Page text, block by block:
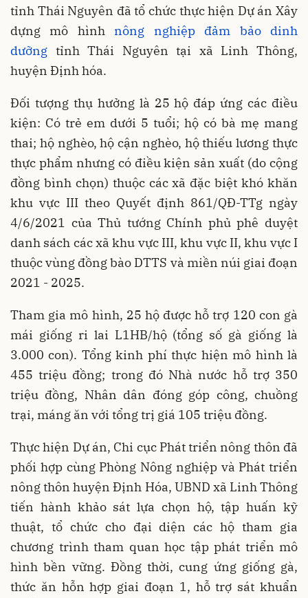
tỉnh Thái Nguyên đã tổ chức thực hiện Dự án Xây
dựng mô hìnhnông nghiệp đảm bảo dinh
dưỡng tỉnh Thái Nguyên tại xã Linh Thông,
huyện Định hóa.
Đối tượng thụ hưởng là 25 hộ đáp ứng các điều
kiện: Có trẻ em dưới 5 tuổi; hộ có bà mẹ mang
thai; hộ nghèo, hộ cận nghèo, hộ thiếu lương thực
thực phẩm nhưng có điều kiện sản xuất (do cộng
đồng bình chọn) thuộc các xã đặc biệt khó khăn
khu vực III theo Quyết định 861/QĐ-TTg ngày
4/6/2021 của Thủ tướng Chính phủ phê duyệt
danh sách các xã khu vực III, khu vực II, khu vực I
thuộc vùng đồng bào DTTS và miền núi giai đoạn
2021 - 2025.
Tham gia mô hình, 25 hộ được hỗ trợ 120 con gà
mái giống ri lai L1HB/hộ (tổng số gà giống là
3.000 con). Tổng kinh phí thực hiện mô hình là
455 triệu đồng; trong đó Nhà nước hỗ trợ 350
triệu đồng, Nhân dân đóng góp công, chuồng
trại, máng ăn với tổng trị giá 105 triệu đồng.
Thực hiện Dự án, Chi cục Phát triển nông thôn đã
phối hợp cùng Phòng Nông nghiệp và Phát triển
nông thôn huyện Định Hóa, UBND xã Linh Thông
tiến hành khảo sát lựa chọn hộ, tập huấn kỹ
thuật, tổ chức cho đại diện các hộ tham gia
chương trình tham quan học tập phát triển mô
hình bền vững. Đồng thời, cung ứng giống gà,
thức ăn hỗn hợp giai đoạn 1, hỗ trợ sát khuẩn